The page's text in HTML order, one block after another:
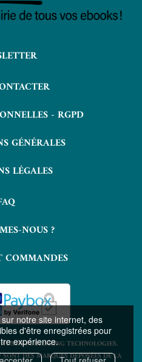
notre site internet, des
d'être enregistrées pour
expérience.
- RGPD
GÉNÉRALES
LÉGALES
NOUS ?
COMMANDES
PUBLISHING TECHNOLOGIES.
SONT DES MARQUES DÉPOSÉES DE LA